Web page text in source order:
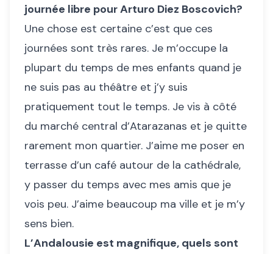
journée libre pour Arturo Diez Boscovich?
Une chose est certaine c’est que ces
journées sont très rares. Je m’occupe la
plupart du temps de mes enfants quand je
ne suis pas au théâtre et j’y suis
pratiquement tout le temps. Je vis à côté
du marché central d’Atarazanas et je quitte
rarement mon quartier. J’aime me poser en
terrasse d’un café autour de la cathédrale,
y passer du temps avec mes amis que je
vois peu. J’aime beaucoup ma ville et je m’y
sens bien.
L’Andalousie est magnifique, quels sont